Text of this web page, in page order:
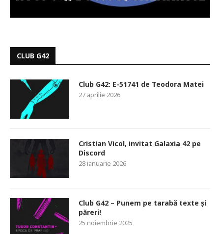
CLUB G42
Club G42: E-51741 de Teodora Matei
27 aprilie 2026
Cristian Vicol, invitat Galaxia 42 pe
Discord
28 ianuarie 2026
Club G42 – Punem pe tarabă texte și
păreri!
25 noiembrie 2025